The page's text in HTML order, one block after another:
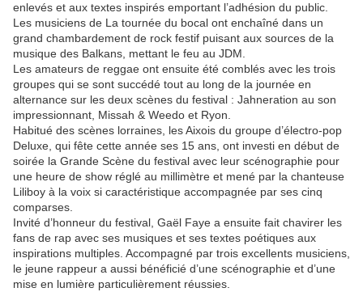
enlevés et aux textes inspirés emportant l’adhésion du public.
Les musiciens de La tournée du bocal ont enchaîné dans un
grand chambardement de rock festif puisant aux sources de la
musique des Balkans, mettant le feu au JDM.
Les amateurs de reggae ont ensuite été comblés avec les trois
groupes qui se sont succédé tout au long de la journée en
alternance sur les deux scènes du festival : Jahneration au son
impressionnant, Missah & Weedo et Ryon.
Habitué des scènes lorraines, les Aixois du groupe d’électro-pop
Deluxe, qui fête cette année ses 15 ans, ont investi en début de
soirée la Grande Scène du festival avec leur scénographie pour
une heure de show réglé au millimètre et mené par la chanteuse
Liliboy à la voix si caractéristique accompagnée par ses cinq
comparses.
Invité d’honneur du festival, Gaël Faye a ensuite fait chavirer les
fans de rap avec ses musiques et ses textes poétiques aux
inspirations multiples. Accompagné par trois excellents musiciens,
le jeune rappeur a aussi bénéficié d’une scénographie et d’une
mise en lumière particulièrement réussies.